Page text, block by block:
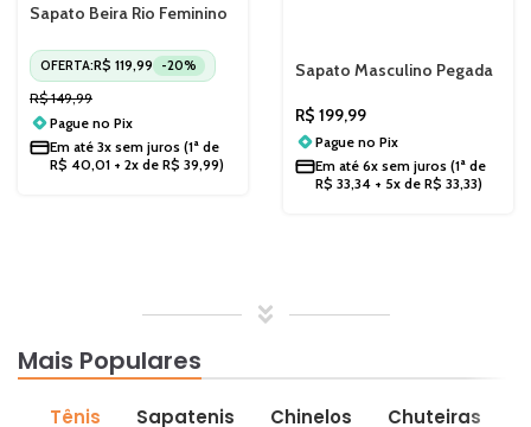
Sapato Beira Rio Feminino
OFERTA:R$ 119,99 -20%
R$149,99
Pague no Pix
Em até 3x sem juros (1ª de
R$ 40,01 + 2x de R$ 39,99)
Sapato Masculino Pegada
R$ 199,99
Pague no Pix
Em até 6x sem juros (1ª de
R$ 33,34 + 5x de R$ 33,33)
Mais Populares
Tênis Sapatenis Chinelos Chuteiras